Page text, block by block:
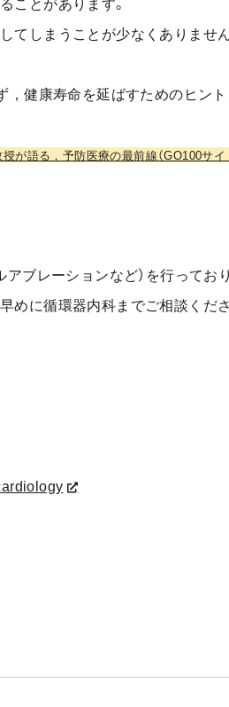
ことがあ ります。
てしまうことが少なくあ りません
，健康寿命を延ばすためのヒント
が語る，予防医療の最前線（GO100サイ
ブレーションなど）を行っており
に循環器内科までご相談くださ